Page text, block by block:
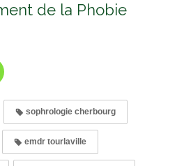
de la Phobie
sophrologie cherbourg
emdr tourlaville